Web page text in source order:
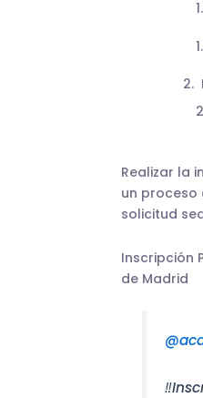
Realizar la
un proceso
solicitud
Inscripción
de Madrid